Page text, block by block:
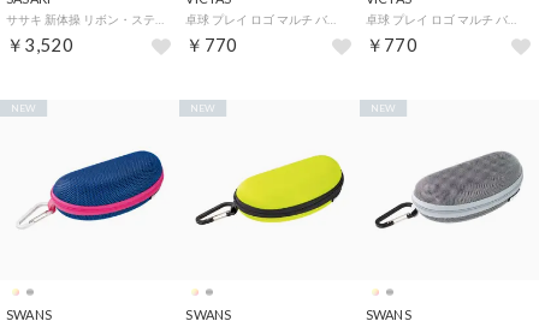
￥3,520 ￥770
卓球 プレイ ロゴ マルチ バッグ PLAY LOGO MULTI BAG シューズ収 （ネイビー）
￥770
SWANS
NEW
SWANS
NEW
SWANS
NEW